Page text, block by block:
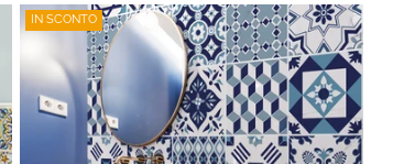
IN SCONTO